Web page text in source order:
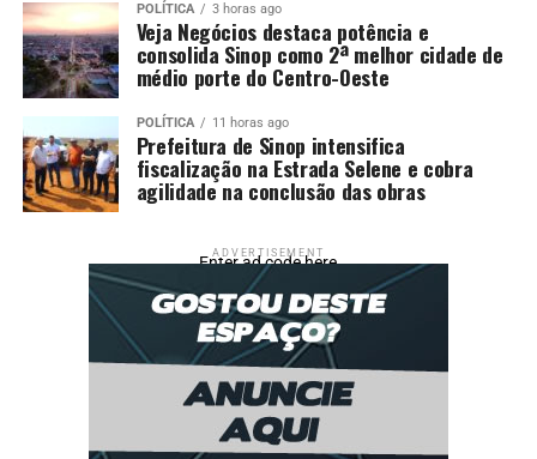
POLÍTICA 3 horas ago
Veja Negócios destaca potência e
consolida Sinop como 2ª melhor cidade de
médio porte do Centro-Oeste
POLÍTICA 11 horas ago
Prefeitura de Sinop intensifica
fiscalização na Estrada Selene e cobra
agilidade na conclusão das obras
ADVERTISEMENT
Enter ad code here